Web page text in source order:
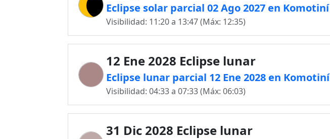
Eclipse solar parcial 02 Ago 2027 en Komotiní
Visibilidad: 11:20 a 13:47 (Máx: 12:35)
12 Ene 2028 Eclipse lunar
Eclipse lunar parcial 12 Ene 2028 en Komotiní
Visibilidad: 04:33 a 07:33 (Máx: 06:03)
31 Dic 2028 Eclipse lunar